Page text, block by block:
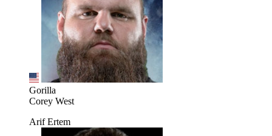
Gorilla
Corey West
Arif Ertem